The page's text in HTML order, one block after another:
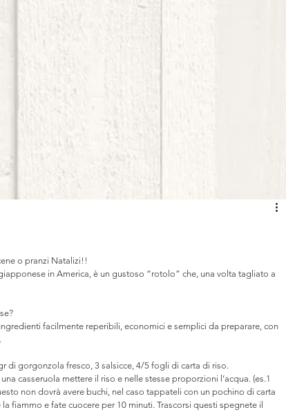
o pranzi Natalizi!!
in America, è un gustoso “rotolo” che, una volta tagliato a
facilmente reperibili, economici e semplici da preparare, con
di gorgonzola fresco, 3 salsicce, 4/5 fogli di carta di riso.
casseruola mettere il riso e nelle stesse proporzioni l’acqua. (es.1
non dovrà avere buchi, nel caso tappateli con un pochino di carta
fiammo e fate cuocere per 10 minuti. Trascorsi questi spegnete il